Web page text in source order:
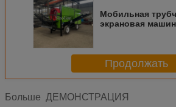
Мобильная
экрановая
емкостей
Продолжать
Больше ДЕМОНСТРАЦИЯ